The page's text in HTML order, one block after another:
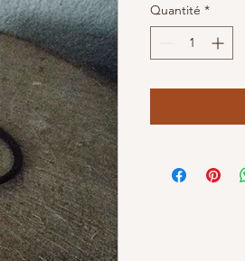
Quantité *